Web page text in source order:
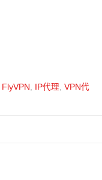
FlyVPN IP代理 VPN代